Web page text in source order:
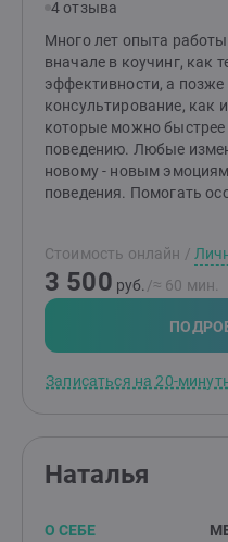
клиенты отмечают, что
проживаются сложные
доверитьсяВсегда есть
окупаются
который умеет быстро и
задачи, то
с женщинами и
4 отзыва
Много лет опыта
вначале в коучинг, как
эффективности, а позже
консультирование, как
которые можно быстрее
поведению. Любые
новому - новым
поведения. Помогать
ценностей человека. В
отфильтровывать
декларируемом
сейчас идти глубже.
Стоимость онлайн /
3 500 руб. /≈ 60 мин.
Записаться на 20-
Наталья
О СЕБЕ